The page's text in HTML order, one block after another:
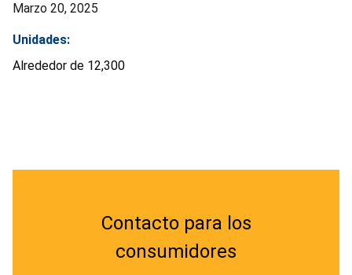
Marzo 20, 2025
Unidades:
Alrededor de 12,300
Contacto para los
consumidores